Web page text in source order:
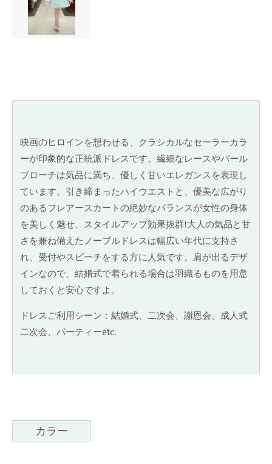
映画のヒロインを想わせる、クラシカルなセーラーカラ
ーが印象的な正統派ドレスです。繊細なレースやパール
ブローチは気品に満ち、優しく甘いエレガンスを表現し
ています。引き締まったハイウエストと、優美な広がり
のあるフレアースカートの絶妙なバランスが女性の身体
を美しく魅せ、スタイルアップ効果抜群!大人の気品と甘
さを兼ね備えたノーブルドレスは幅広い年代に支持さ
れ、受付やスピーチをする方に人気です。肩が出るデザ
インなので、結婚式で着られる場合は羽織るものを用意
しておくと安心ですよ。
ドレスご利用シーン：結婚式、二次会、謝恩会、成人式
二次会、パーティーetc.
カラー